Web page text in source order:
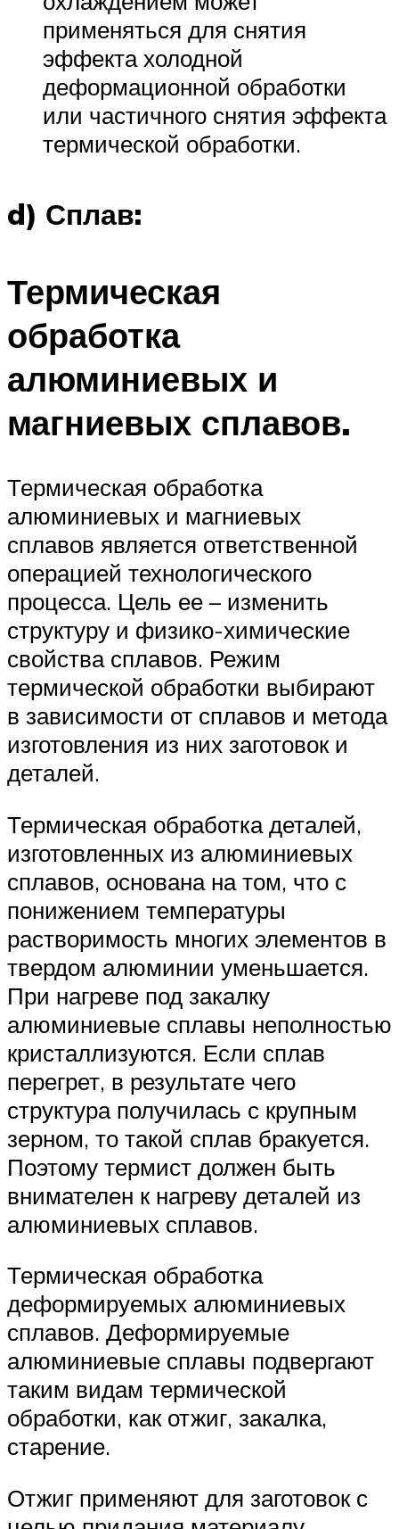
применяться для снятия
эффекта холодной
деформационной обработки
или частичного снятия эффекта
термической обработки.
d) Сплав:
Термическая
обработка
алюминиевых и
магниевых сплавов.
Термическая обработка
алюминиевых и магниевых
сплавов является ответственной
операцией технологического
процесса. Цель ее – изменить
структуру и физико-химические
свойства сплавов. Режим
термической обработки выбирают
в зависимости от сплавов и метода
изготовления из них заготовок и
деталей.
Термическая обработка деталей,
изготовленных из алюминиевых
сплавов, основана на том, что с
понижением температуры
растворимость многих элементов в
твердом алюминии уменьшается.
При нагреве под закалку
алюминиевые сплавы неполностью
кристаллизуются. Если сплав
перегрет, в результате чего
структура получилась с крупным
зерном, то такой сплав бракуется.
Поэтому термист должен быть
внимателен к нагреву деталей из
алюминиевых сплавов.
Термическая обработка
деформируемых алюминиевых
сплавов. Деформируемые
алюминиевые сплавы подвергают
таким видам термической
обработки, как отжиг, закалка,
старение.
Отжиг применяют для заготовок с